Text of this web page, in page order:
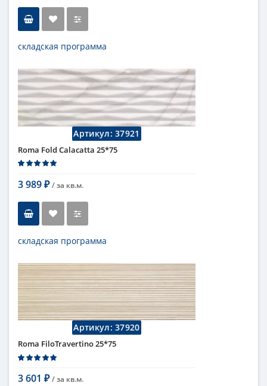
складская программа
Длина
75 см
Высота
25 см
Рисунок
с узорами...
Цвет
серый
Италия
Поверхность
матовая
Коллекция
Артикул:37921
Roma Fold Calacatta 25*75
3 989 ₽ / за кв.м.
складская программа
Длина
75 см
Высота
25 см
Рисунок
с узорами...
Цвет кремовый,светлый
Италия
Поверхность
матовая
Коллекция
Артикул:37920
Roma FiloTravertino 25*75
3 601 ₽ / за кв.м.